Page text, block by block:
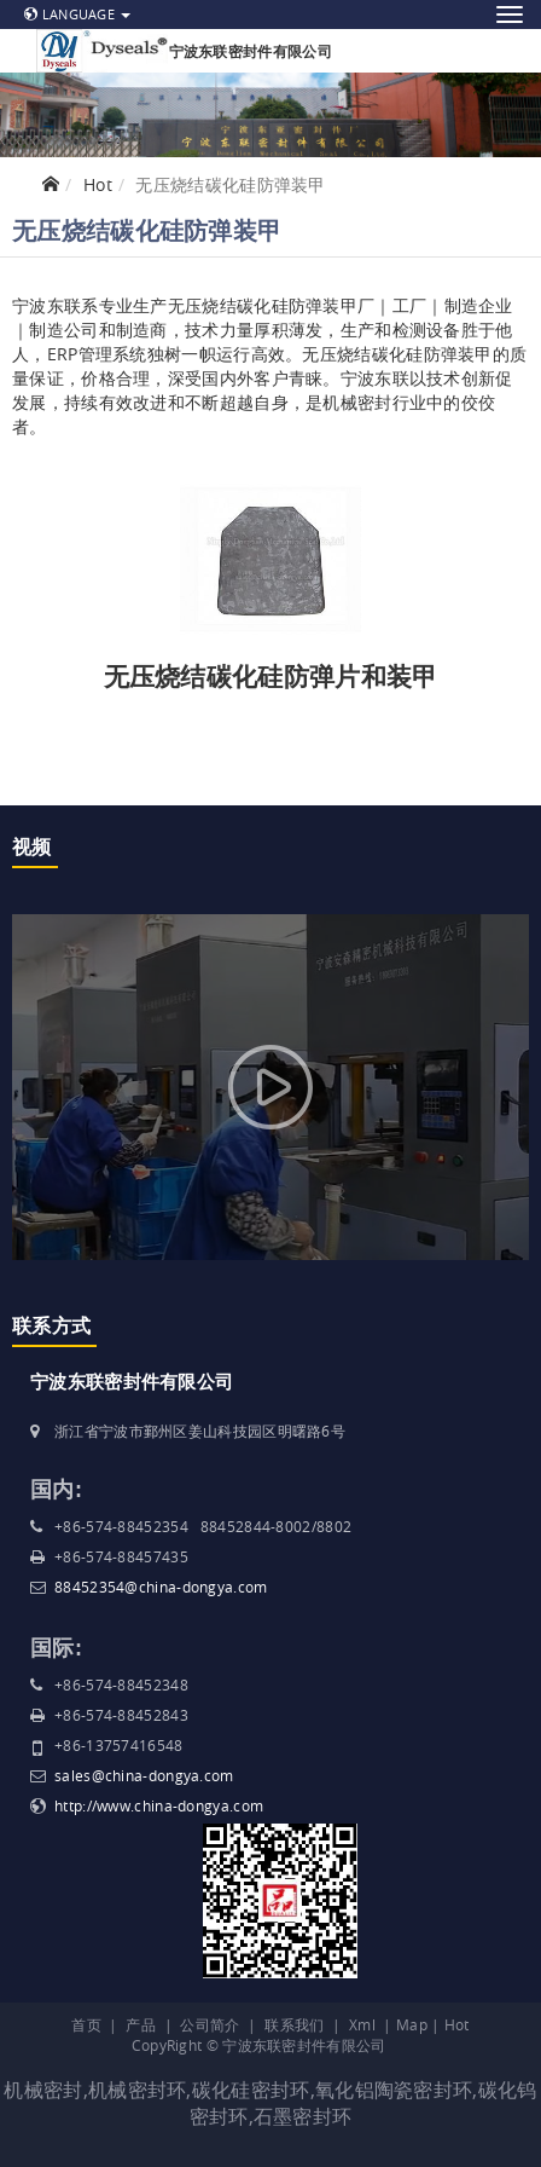
LANGUAGE
宁波东联密封件有限公司
Hot 无压烧结碳化硅防弹装甲
无压烧结碳化硅防弹装甲
宁波东联系专业生产无压烧结碳化硅防弹装甲 厂｜工厂｜制造企业
｜制造公司和制造商，技术力量厚积薄发，生产和检测设备胜于他
人， ERP管理系统独树一帜运行高效。无压烧结碳化硅防弹装甲 的质
量保证，价格合理，深受国内外客户青睐。宁波东联以技术创新促
发展，持续有效改进和不断超越自身，是机械密封行业中的佼佼
者。
无压烧结碳化硅防弹片和装甲
视频
联系方式
宁波东联密封件有限公司
浙江省宁波市鄞州区姜山科技园区明曙路6号
国内:
+86-574-88452354 88452844-8002/8802
+86-574-88457435
88452354@china-dongya.com
国际:
+86-574-88452348
+86-574-88452843
+86-13757416548
sales@china-dongya.com
http://www.china-dongya.com
首页 | 产品 | 公司简介 | 联系我们 | Xml | Map| Hot
CopyRight © 宁波东联密封件有限公司
机械密封,机械密封环,碳化硅密封环,氧化铝陶瓷密封环,碳化钨
密封环,石墨密封环